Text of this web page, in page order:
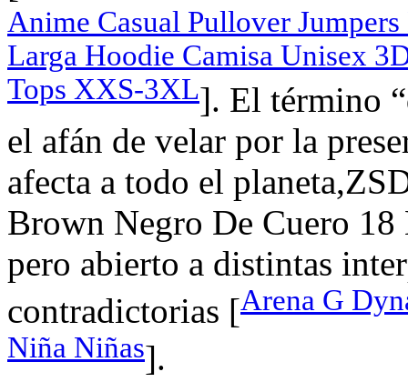
Anime Casual Pullover
Larga Hoodie Camisa Unisex
Tops XXS-3XL]. El término
el afán de velar por la
afecta a todo el
Brown Negro De Cuero
pero abierto a distintas
contradictorias [Arena G
Niña Niñas].